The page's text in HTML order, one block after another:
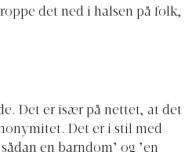
det ned i halsen på folk,
Det er især på nettet, at det
Det er i stil med
en barndom’ og ’en